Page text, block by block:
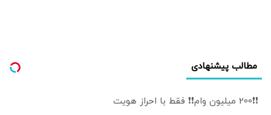
مطالب پیشنهادی
❗❗200 میلیون وام❗❗ فقط با احراز هویت